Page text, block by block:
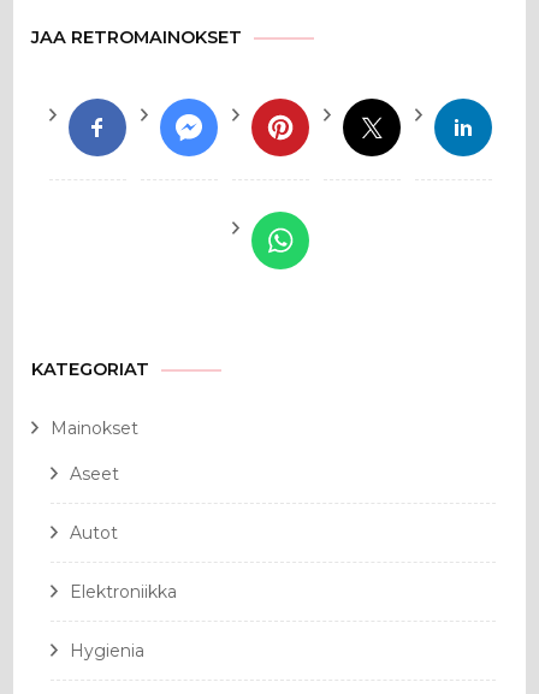
JAA RETROMAINOKSET
KATEGORIAT
Mainokset
Aseet
Autot
Elektroniikka
Hygienia